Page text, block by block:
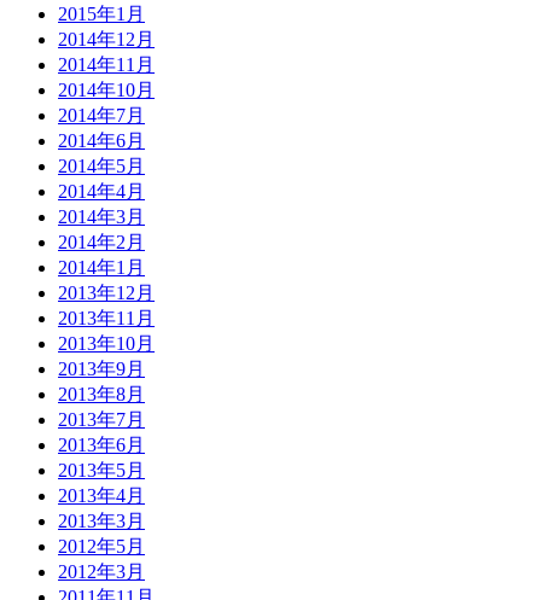
2015年1月
2014年12月
2014年11月
2014年10月
2014年7月
2014年6月
2014年5月
2014年4月
2014年3月
2014年2月
2014年1月
2013年12月
2013年11月
2013年10月
2013年9月
2013年8月
2013年7月
2013年6月
2013年5月
2013年4月
2013年3月
2012年5月
2012年3月